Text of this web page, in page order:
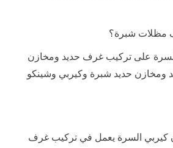
مظلات شبرة؟
على تركيب غرف حديد ومخازن
ومخازن حديد شبرة وكيربي وشينكو
كيربي السرة يعمل في تركيب غرف